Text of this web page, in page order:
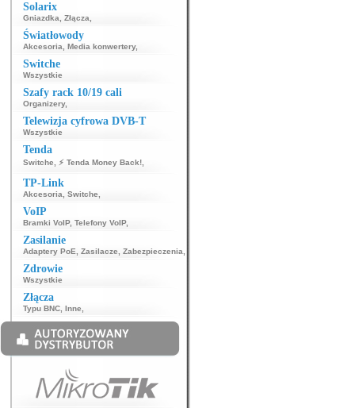
Solarix
Gniazdka Złącza
Światłowody
Akcesoria Media konwertery,
Switche
Wszystkie
Szafy rack 10/19 cali
Organizery,
Telewizja cyfrowa DVB-T
Wszystkie
Tenda
Switche ⚡ Tenda Money Back!
TP-Link
Akcesoria Switche
VoIP
Bramki VoIP, Telefony VoIP,
Zasilanie
Adaptery PoE Zasilacze Zabezpieczenia
Zdrowie
Wszystkie
Złącza
Typu BNC Inne